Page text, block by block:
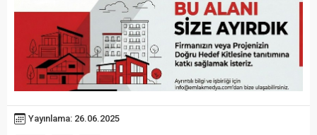
Yayınlama: 26.06.2025